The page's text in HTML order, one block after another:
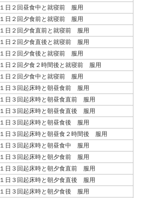
１日２回昼食中と就寝前 服用
１日２回夕食前と就寝前 服用
１日２回夕食直前と就寝前 服用
１日２回夕食直後と就寝前 服用
１日２回夕食後と就寝前 服用
１日２回夕食２時間後と就寝前 服用
１日２回夕食中と就寝前 服用
１日３回起床時と朝昼食前 服用
１日３回起床時と朝昼食直前 服用
１日３回起床時と朝昼食直後 服用
１日３回起床時と朝昼食後 服用
１日３回起床時と朝昼食２時間後 服用
１日３回起床時と朝昼食中 服用
１日３回起床時と朝夕食前 服用
１日３回起床時と朝夕食直前 服用
１日３回起床時と朝夕食直後 服用
１日３回起床時と朝夕食後 服用